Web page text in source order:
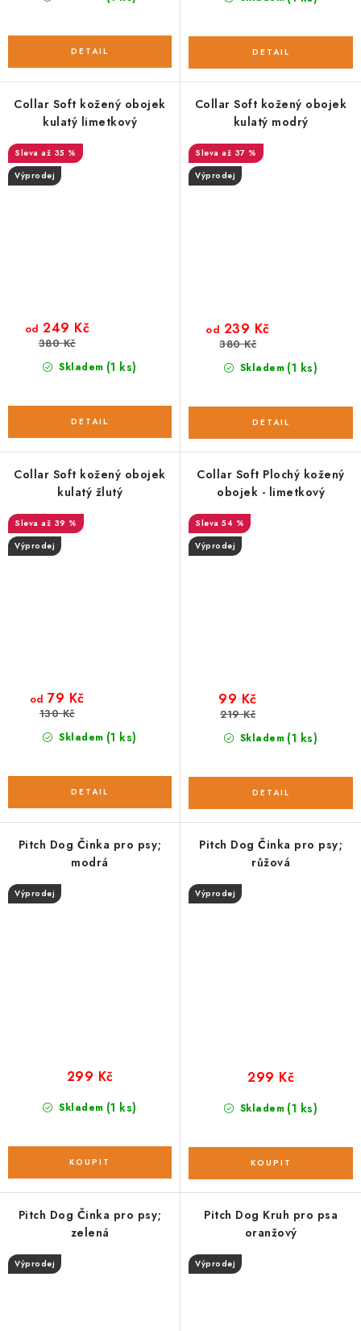
Collar Soft kožený obojek
kulatý limetkový
až 35 %
Výprodej
Skladem (1 ks)
od 249 Kč
380 Kč
Collar Soft kožený obojek
kulatý modrý
až 37 %
Výprodej
Skladem (1 ks)
od 239 Kč
380 Kč
Collar Soft kožený obojek
kulatý žlutý
až 39 %
Výprodej
Skladem (1 ks)
od 79 Kč
130 Kč
Collar Soft Plochý kožený
obojek - limetkový
54 %
Výprodej
Skladem (1 ks)
99 Kč
219 Kč
Pitch Dog Činka pro psy;
modrá
Výprodej
Skladem (1 ks)
299 Kč
Pitch Dog Činka pro psy;
růžová
Výprodej
Skladem (1 ks)
299 Kč
Pitch Dog Činka pro psy;
zelená
Výprodej
Pitch Dog Kruh pro psa
oranžový
Výprodej